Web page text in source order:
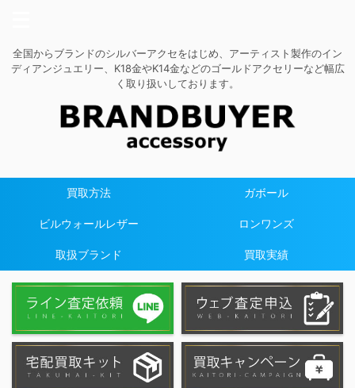
全国からブランドのシルバーアクセをはじめ、アーティスト製作のイン
ディアンジュエリー、K18金やK14金などのゴールドアクセリーなど幅広
く取り扱いしております。
買取方法 ガボール
ビルウォールレザー ロンワンズ
取扱ブランド 買取実績